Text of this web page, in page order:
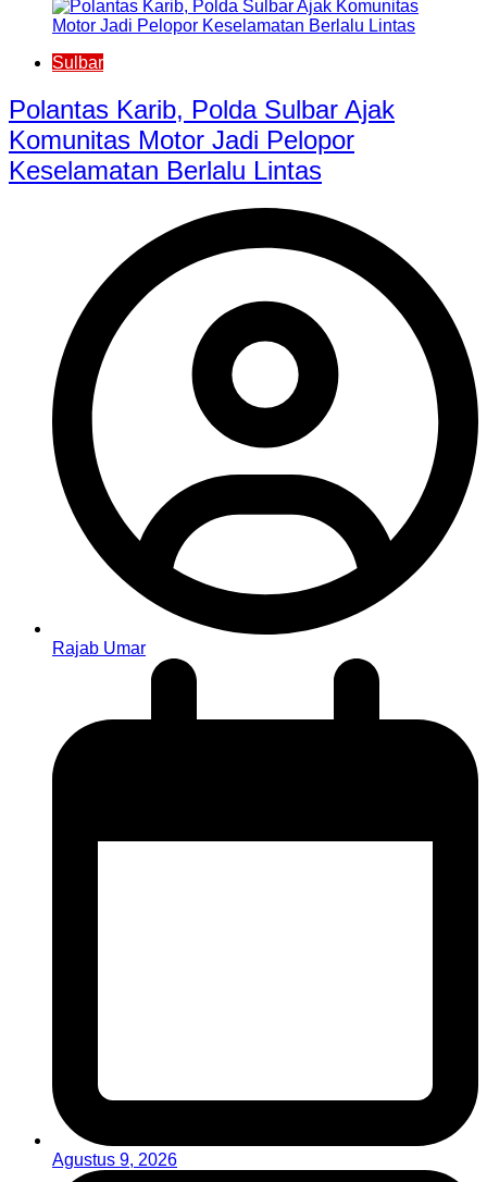
Sulbar
Polantas Karib, Polda Sulbar Ajak
Komunitas Motor Jadi Pelopor
Keselamatan Berlalu Lintas
Rajab Umar
Agustus 9, 2026